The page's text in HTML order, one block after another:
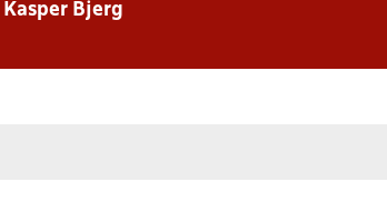
Kasper Bjerg